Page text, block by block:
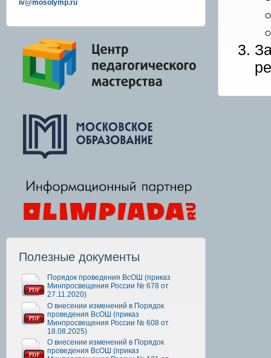
iv@mosolymp.ru
Полезные документы
Порядок проведения ВсОШ (приказ
Минпросвещения России № 678 от
27.11.2020)
О внесении изменений в Порядок
проведения ВсОШ (приказ
Минпросвещения России № 608 от
18.08.2025)
О внесении изменений в Порядок
проведения ВсОШ (приказ